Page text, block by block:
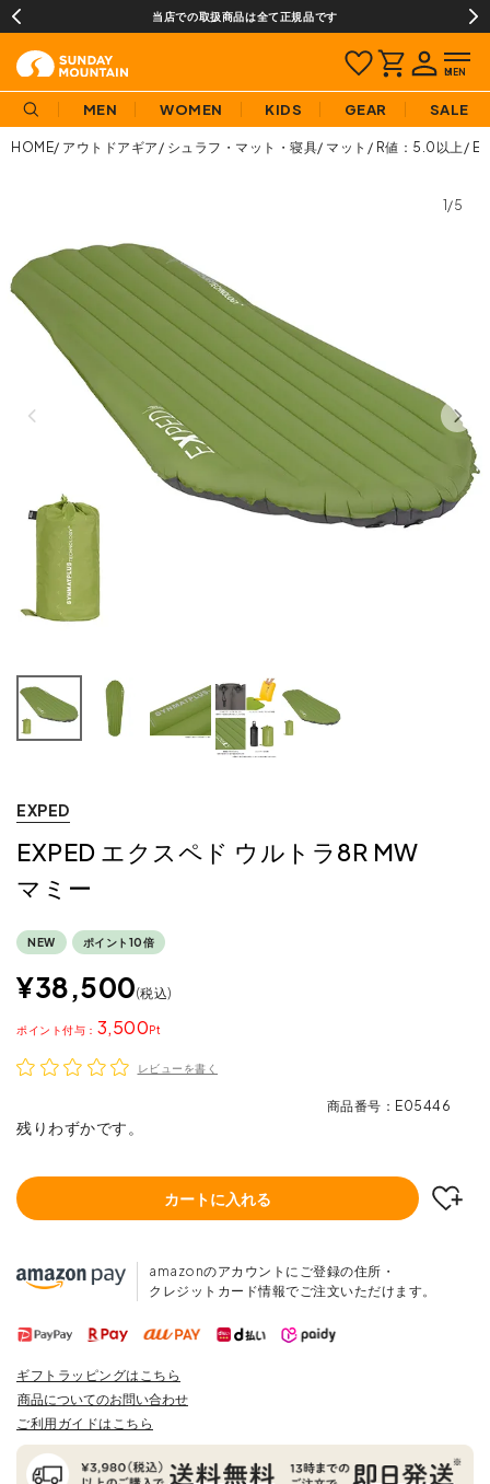
当店での取扱商品は全て正規品です
MEN WOMEN KIDS GEAR SALE
HOME アウトドアギア シュラフ・マット・寝具 マット R値：5.0以上
1/5
EXPED
EXPED エクスペド ウルトラ8R MW
マミー
NEW ポイント10倍
¥38,500 税込
3,500
ポイント
レビューを書く
商品番号 E05446
残りわずかです。
カートに入れる
amazonのアカウントにご登録の住所・
クレジットカード情報でご注文いただけます。
ギフトラッピングはこちら
商品についてのお問い合わせ
ご利用ガイドはこちら